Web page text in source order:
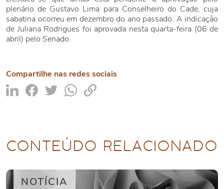
plenário de Gustavo Lima para Conselheiro do Cade, cuja
sabatina ocorreu em dezembro do ano passado. A indicação
de Juliana Rodrigues foi aprovada nesta quarta-feira (06 de
abril) pelo Senado.
Compartilhe nas redes sociais
CONTEÚDO RELACIONADO
NOTÍCIA